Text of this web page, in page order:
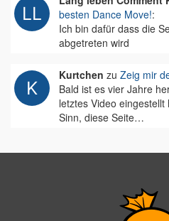
besten Dance Move!:
Ich bin dafür dass die
abgetreten wird
Kurtchen zu Zeig mir
Bald ist es vier Jahre
letztes Video
Sinn, diese Seite…